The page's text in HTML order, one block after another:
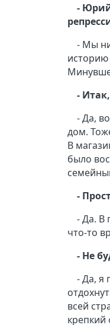
- Юрий
- Мы
историю
-
- Да,
дом.
В
было
-
- Да. В
что-то
- Не
- Да, я
всей
крепкий